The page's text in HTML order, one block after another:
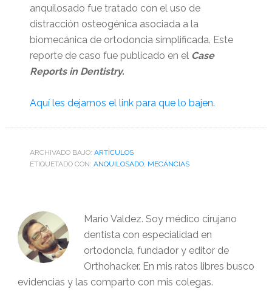
anquilosado fue tratado con el uso de
distracción osteogénica asociada a la
biomecánica de ortodoncia simplificada. Este
reporte de caso fue publicado en el Case
Reports in Dentistry.
Aquí les dejamos el link para que lo bajen.
ARCHIVADO BAJO: ARTÌCULOS
ETIQUETADO CON: ANQUILOSADO, MECÁNCIAS
Mario Valdez. Soy médico cirujano
dentista con especialidad en
ortodoncia, fundador y editor de
Orthohacker. En mis ratos libres busco
evidencias y las comparto con mis colegas.